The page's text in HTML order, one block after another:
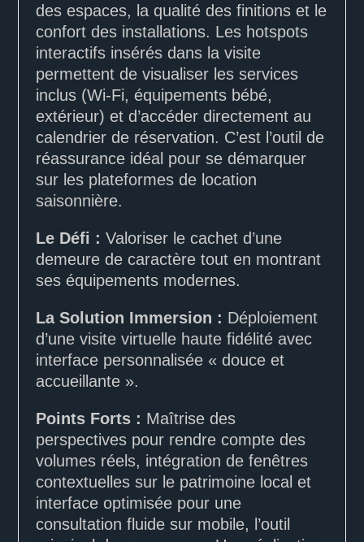
des espaces, la qualité des finitions et le
confort des installations. Les hotspots
interactifs insérés dans la visite
permettent de visualiser les services
inclus (Wi-Fi, équipements bébé,
extérieur) et d’accéder directement au
calendrier de réservation. C’est l’outil de
réassurance idéal pour se démarquer
sur les plateformes de location
saisonnière.
Le Défi : Valoriser le cachet d’une
demeure de caractère tout en montrant
ses équipements modernes.
La Solution Immersion : Déploiement
d’une visite virtuelle haute fidélité avec
interface personnalisée « douce et
accueillante ».
Points Forts : Maîtrise des
perspectives pour rendre compte des
volumes réels, intégration de fenêtres
contextuelles sur le patrimoine local et
interface optimisée pour une
consultation fluide sur mobile, l’outil